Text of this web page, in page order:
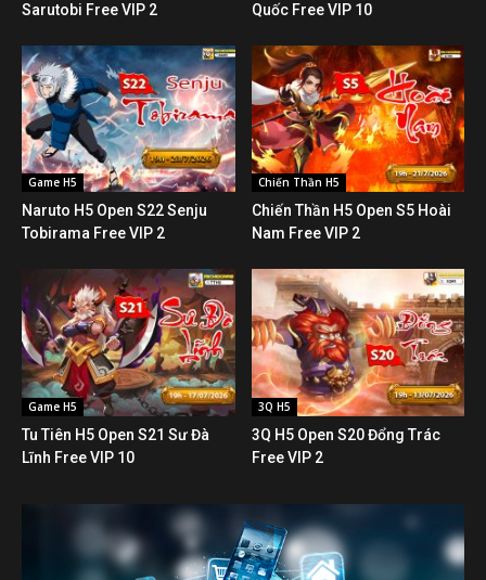
Sarutobi Free VIP 2
Quốc Free VIP 10
Game H5
Naruto H5 Open S22 Senju
Tobirama Free VIP 2
Chiến Thần H5
Chiến Thần H5 Open S5 Hoài
Nam Free VIP 2
Game H5
Tu Tiên H5 Open S21 Sư Đà
Lĩnh Free VIP 10
3Q H5
3Q H5 Open S20 Đổng Trác
Free VIP 2